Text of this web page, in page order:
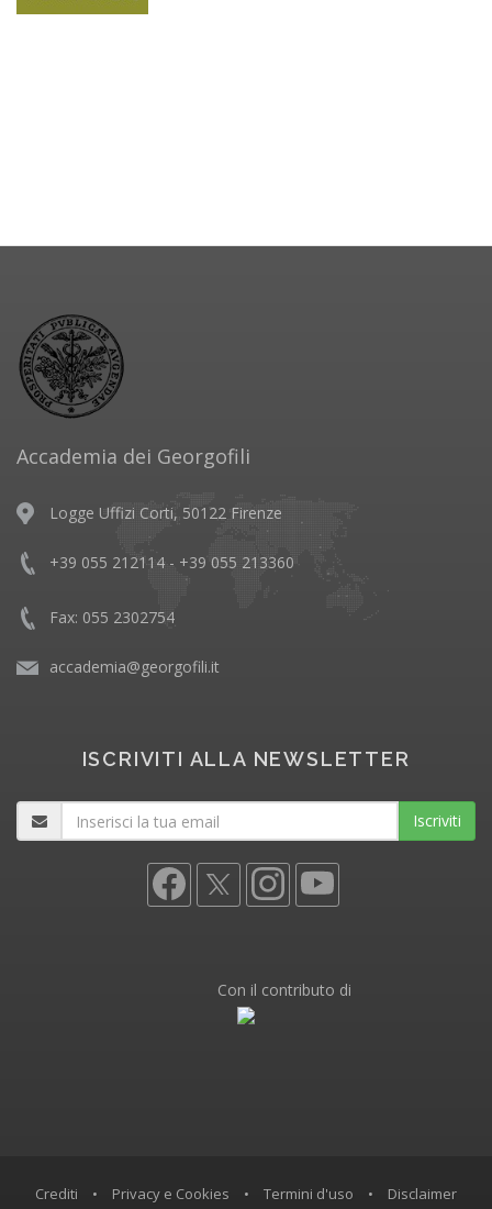
Accademia dei Georgofili
Logge Uffizi Corti, 50122 Firenze
+39 055 212114 - +39 055 213360
Fax: 055 2302754
accademia@georgofili.it
ISCRIVITI ALLA NEWSLETTER
Iscriviti
Con il contributo di
Crediti • Privacy e Cookies • Termini d'uso • Disclaimer